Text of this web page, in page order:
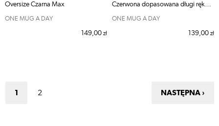
Oversize Czarna Max
ONE MUG A DAY
149,00 zł
Czerwona dopasowana długi rękaw szeroki dekolt
ONE MUG A DAY
139,00 zł
1 2 NASTĘPNA ›